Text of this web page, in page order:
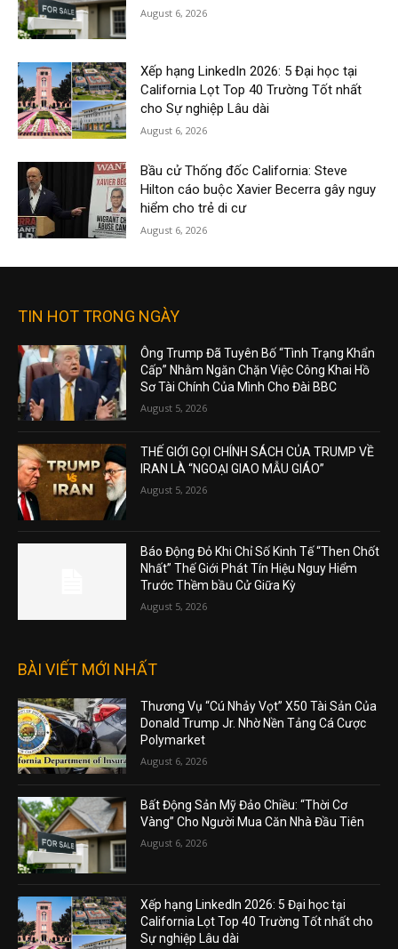
August 6, 2026
Xếp hạng LinkedIn 2026: 5 Đại học tại
California Lọt Top 40 Trường Tốt nhất
cho Sự nghiệp Lâu dài
August 6, 2026
Bầu cử Thống đốc California: Steve
Hilton cáo buộc Xavier Becerra gây nguy
hiểm cho trẻ di cư
August 6, 2026
TIN HOT TRONG NGÀY
Ông Trump Đã Tuyên Bố “Tình Trạng Khẩn
Cấp” Nhằm Ngăn Chặn Việc Công Khai Hồ
Sơ Tài Chính Của Mình Cho Đài BBC
August 5, 2026
THẾ GIỚI GỌI CHÍNH SÁCH CỦA TRUMP VỀ
IRAN LÀ “NGOẠI GIAO MẪU GIÁO”
August 5, 2026
Báo Động Đỏ Khi Chỉ Số Kinh Tế “Then Chốt
Nhất” Thế Giới Phát Tín Hiệu Nguy Hiểm
Trước Thềm bầu Cử Giữa Kỳ
August 5, 2026
BÀI VIẾT MỚI NHẤT
Thương Vụ “Cú Nhảy Vọt” X50 Tài Sản Của
Donald Trump Jr. Nhờ Nền Tảng Cá Cược
Polymarket
August 6, 2026
Bất Động Sản Mỹ Đảo Chiều: “Thời Cơ
Vàng” Cho Người Mua Căn Nhà Đầu Tiên
August 6, 2026
Xếp hạng LinkedIn 2026: 5 Đại học tại
California Lọt Top 40 Trường Tốt nhất cho
Sự nghiệp Lâu dài